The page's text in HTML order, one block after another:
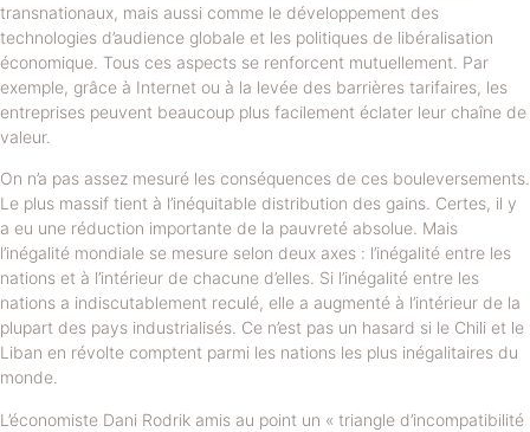
transnationaux, mais aussi comme le développement des
technologies d’audience globale et les politiques de libéralisation
économique. Tous ces aspects se renforcent mutuellement. Par
exemple, grâce à Internet ou à la levée des barrières tarifaires, les
entreprises peuvent beaucoup plus facilement éclater leur chaîne de
valeur.
On n’a pas assez mesuré les conséquences de ces bouleversements.
Le plus massif tient à l’inéquitable distribution des gains. Certes, il y
a eu une réduction importante de la pauvreté absolue. Mais
l’inégalité mondiale se mesure selon deux axes : l’inégalité entre les
nations et à l’intérieur de chacune d’elles. Si l’inégalité entre les
nations a indiscutablement reculé, elle a augmenté à l’intérieur de la
plupart des pays industrialisés. Ce n’est pas un hasard si le Chili et le
Liban en révolte comptent parmi les nations les plus inégalitaires du
monde.
L’économiste Dani Rodrik amis au point un « triangle d’incompatibilité